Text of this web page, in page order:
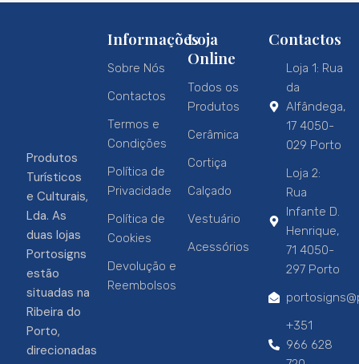
Produtos
Turísticos
e Culturais,
Lda. As
duas lojas
Portosigns
estão
situadas na
Ribeira do
Porto,
direcionadas
Informações
Sobre Nós
Contactos
Termos e
Condições
Política de
Privacidade
Política de
Cookies
Devolução e
Reembolsos
Loja
Online
Todos os
Produtos
Cerâmica
Cortiça
Calçado
Vestuário
Acessórios
Contactos
Loja 1: Rua
da
Alfândega,
17 4050-
029 Porto
Loja 2:
Rua
Infante D.
Henrique,
71 4050-
297 Porto
+351
966 628